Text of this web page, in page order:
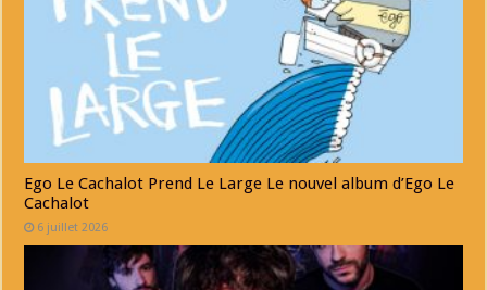
Ego Le Cachalot Prend Le Large Le nouvel album d’Ego Le
Cachalot
6 juillet 2026